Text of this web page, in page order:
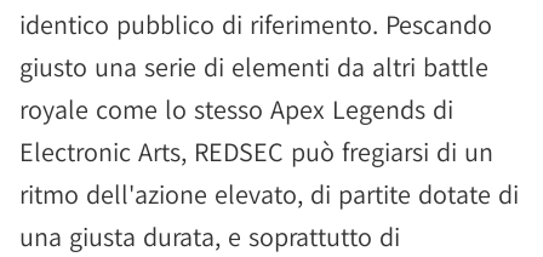
identico pubblico di riferimento. Pescando
giusto una serie di elementi da altri battle
royale come lo stesso Apex Legends di
Electronic Arts, REDSEC può fregiarsi di un
ritmo dell'azione elevato, di partite dotate di
una giusta durata, e soprattutto di